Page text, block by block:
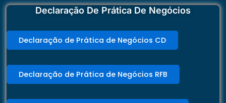
Declaração De Prática De Negócios
Declaração de Prática de Negócios CD
Declaração de Prática de Negócios RFB